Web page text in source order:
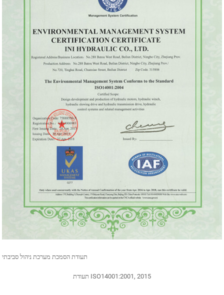
תעודת הסמכת מערכת ניהול סביבתי
תעודת ISO14001:2001, 2015